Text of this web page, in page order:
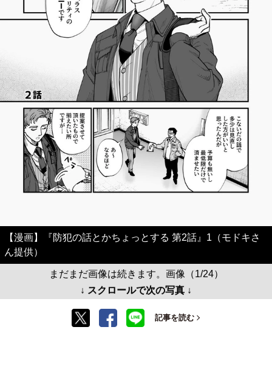
【漫画】『防犯の話とかちょっとする 第2話』1（モドキさ
ん提供）
まだまだ画像は続きます。画像（1/24）
↓ スクロールで次の写真 ↓
記事を読む